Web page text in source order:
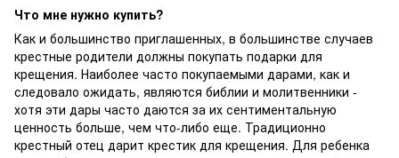
Что мне нужно купить?
Как и большинство приглашенных, в большинстве случаев
крестные родители должны покупать подарки для
крещения. Наиболее часто покупаемыми дарами, как и
следовало ожидать, являются библии и молитвенники -
хотя эти дары часто даются за их сентиментальную
ценность больше, чем что-либо еще. Традиционно
крестный отец дарит крестик для крещения. Для ребенка